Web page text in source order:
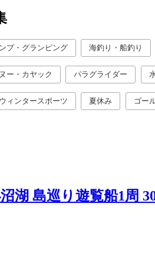
プ・グランピング 海釣り・船釣り
ー・カヤック パラグライダー
ウィンタースポーツ 夏休み ゴー
湖 島巡り遊覧船1周